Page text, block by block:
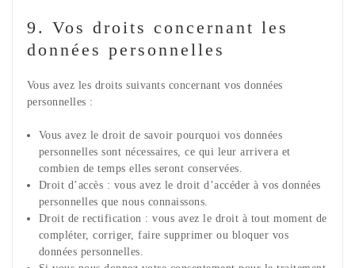
9. Vos droits concernant les
données personnelles
Vous avez les droits suivants concernant vos données
personnelles :
Vous avez le droit de savoir pourquoi vos données
personnelles sont nécessaires, ce qui leur arrivera et
combien de temps elles seront conservées.
Droit d’accès : vous avez le droit d’accéder à vos données
personnelles que nous connaissons.
Droit de rectification : vous avez le droit à tout moment de
compléter, corriger, faire supprimer ou bloquer vos
données personnelles.